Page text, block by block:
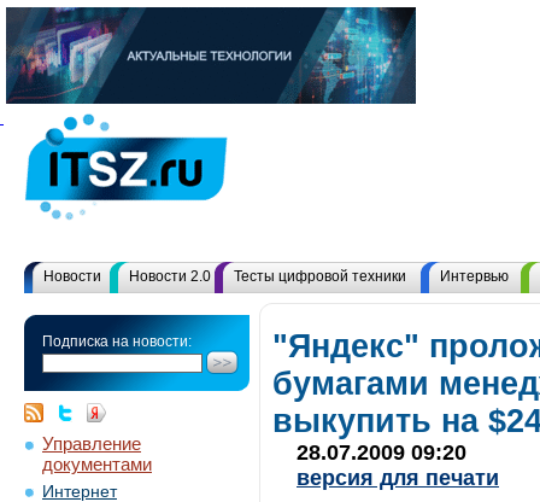
Новости Новости 2.0 Тесты цифровой техники Интервью
Подписка на новости:
Управление
документами
Интернет
"Яндекс"
бумагами
выкупить на
28.07.2009 09:20
версия для печати